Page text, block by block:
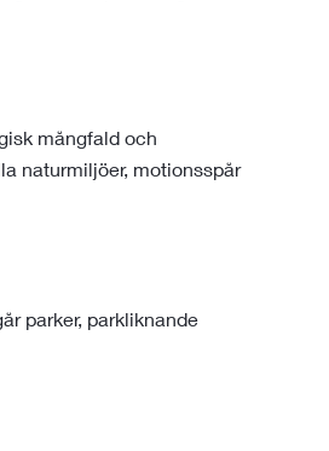
mångfald och
naturmiljöer, motionsspår
parker, parkliknande